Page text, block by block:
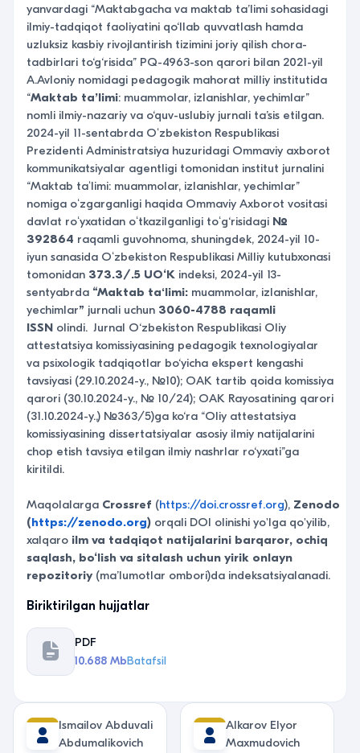
yanvardagi “Maktabgacha va maktab ta’limi sohasidagi
ilmiy-tadqiqot faoliyatini qo‘llab quvvatlash hamda
uzluksiz kasbiy rivojlantirish tizimini joriy qilish chora-
tadbirlari to‘g‘risida” PQ-4963-son qarori bilan 2021-yil
A.Avloniy nomidagi pedagogik mahorat milliy institutida
“Maktab ta’limi: muammolar, izlanishlar, yechimlar”
nomli ilmiy-nazariy va o‘quv-uslubiy jurnali ta’sis etilgan.
2024-yil 11-sentabrda Oʻzbekiston Respublikasi
Prezidenti Administratsiya huzuridagi Ommaviy axborot
kommunikatsiyalar agentligi tomonidan institut jurnalini
“Maktab taʻlimi: muammolar, izlanishlar, yechimlar”
nomiga oʻzgarganligi haqida Ommaviy Axborot vositasi
davlat roʻyxatidan oʻtkazilganligi toʻg‘risidagi №
392864 raqamli guvohnoma, shuningdek, 2024-yil 10-
iyun sanasida Oʻzbekiston Respublikasi Milliy kutubxonasi
tomonidan 373.3/.5 UO‘K indeksi, 2024-yil 13-
sentyabrda “Maktab taʻlimi: muammolar, izlanishlar,
yechimlar” jurnali uchun 3060-4788 raqamli
ISSN olindi. Jurnal O‘zbekiston Respublikasi Oliy
attestatsiya komissiyasining pedagogik texnologiyalar
va psixologik tadqiqotlar bo‘yicha ekspert kengashi
tavsiyasi (29.10.2024-y., №10); OAK tartib qoida komissiya
qarori (30.10.2024-y., № 10/24); OAK Rayosatining qarori
(31.10.2024-y.,) №363/5)ga ko‘ra “Oliy attestatsiya
komissiyasining dissertatsiyalar asosiy ilmiy natijalarini
chop etish tavsiya etilgan ilmiy nashrlar ro‘yxati”ga
kiritildi.
Maqolalarga Crossref (https://doi.crossref.org), Zenodo
(https://zenodo.org) orqali DOI olinishi yo'lga qo'yilib,
xalqaro ilm va tadqiqot natijalarini barqaror, ochiq
saqlash, bo‘lish va sitalash uchun yirik onlayn
repozitoriy (ma’lumotlar ombori)da indeksatsiyalanadi.
Biriktirilgan hujjatlar
PDF
10.688 MbBatafsil
Ismаilоv Аbduvаli
Аbdumаlikоvich
Alkarov Elyor
Maxmudovich